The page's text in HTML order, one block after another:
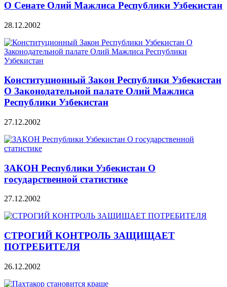
О Сенате Олий Мажлиса Республики Узбекистан
28.12.2002
Конституционный Закон Республики Узбекистан
О Законодательной палате Олий Мажлиса
Республики Узбекистан
27.12.2002
ЗАКОН Республики Узбекистан О
государственной статистике
27.12.2002
СТРОГИЙ КОНТРОЛЬ ЗАЩИЩАЕТ
ПОТРЕБИТЕЛЯ
26.12.2002